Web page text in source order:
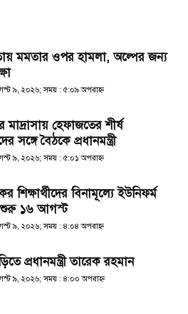
মমতার ওপর হামলা, অল্পের জন্য
৯, ২০২৬; সময় : ৫:০৯ অপরাহ্ণ
হেফাজতের শীর্ষ
সঙ্গে বৈঠকে প্রধানমন্ত্রী
৯, ২০২৬; সময় : ৫:০১ অপরাহ্ণ
শিক্ষার্থীদের বিনামূল্যে ইউনিফর্ম
শুরু ১৬ আগস্ট
৯, ২০২৬; সময় : ৪:০৪ অপরাহ্ণ
প্রধানমন্ত্রী তারেক রহমান
৯, ২০২৬; সময় : ৪:০০ অপরাহ্ণ